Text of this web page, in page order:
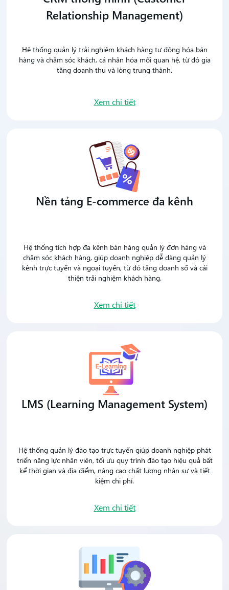
Relationship Management)
Hệ thống quản lý trải nghiệm khách hàng tự động hóa bán
hàng và chăm sóc khách, cá nhân hóa mối quan hệ, từ đó gia
tăng doanh thu và lòng trung thành.
Xem chi tiết
Nền tảng E-commerce đa kênh
Hệ thống tích hợp đa kênh bán hàng quản lý đơn hàng và
chăm sóc khách hàng, giúp doanh nghiệp dễ dàng quản lý
kênh trực tuyến và ngoại tuyến, từ đó tăng doanh số và cải
thiện trải nghiệm khách hàng.
Xem chi tiết
LMS (Learning Management System)
Hệ thống quản lý đào tạo trực tuyến giúp doanh nghiệp phát
triển năng lực nhân viên, tối ưu quy trình đào tạo hiệu quả bất
kể thời gian và địa điểm, nâng cao chất lượng nhân sự và tiết
kiệm chi phí.
Xem chi tiết